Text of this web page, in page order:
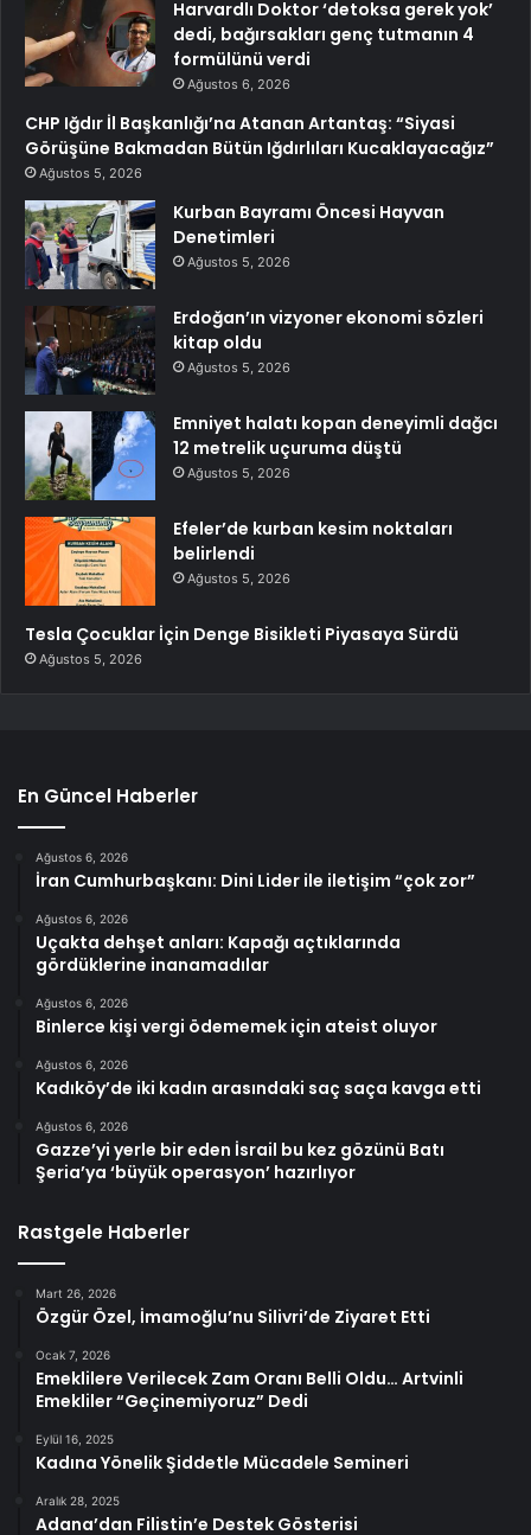
Harvardlı Doktor ‘detoksa gerek yok’
dedi, bağırsakları genç tutmanın 4
formülünü verdi
Ağustos 6, 2026
CHP Iğdır İl Başkanlığı’na Atanan Artantaş: “Siyasi
Görüşüne Bakmadan Bütün Iğdırlıları Kucaklayacağız”
Ağustos 5, 2026
Kurban Bayramı Öncesi Hayvan
Denetimleri
Ağustos 5, 2026
Erdoğan’ın vizyoner ekonomi sözleri
kitap oldu
Ağustos 5, 2026
Emniyet halatı kopan deneyimli dağcı
12 metrelik uçuruma düştü
Ağustos 5, 2026
Efeler’de kurban kesim noktaları
belirlendi
Ağustos 5, 2026
Tesla Çocuklar İçin Denge Bisikleti Piyasaya Sürdü
Ağustos 5, 2026
En Güncel Haberler
Ağustos 6, 2026
İran Cumhurbaşkanı: Dini Lider ile iletişim “çok zor”
Ağustos 6, 2026
Uçakta dehşet anları: Kapağı açtıklarında
gördüklerine inanamadılar
Ağustos 6, 2026
Binlerce kişi vergi ödememek için ateist oluyor
Ağustos 6, 2026
Kadıköy’de iki kadın arasındaki saç saça kavga etti
Ağustos 6, 2026
Gazze’yi yerle bir eden İsrail bu kez gözünü Batı
Şeria’ya ‘büyük operasyon’ hazırlıyor
Rastgele Haberler
Mart 26, 2026
Özgür Özel, İmamoğlu’nu Silivri’de Ziyaret Etti
Ocak 7, 2026
Emeklilere Verilecek Zam Oranı Belli Oldu… Artvinli
Emekliler “Geçinemiyoruz” Dedi
Eylül 16, 2025
Kadına Yönelik Şiddetle Mücadele Semineri
Aralık 28, 2025
Adana’dan Filistin’e Destek Gösterisi